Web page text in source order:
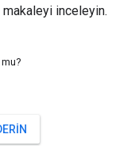
makaleyi inceleyin.